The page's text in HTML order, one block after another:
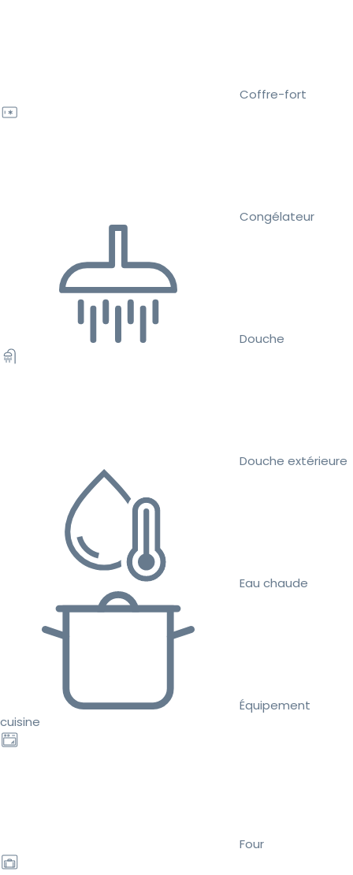
Coffre-fort
Congélateur
Douche
Douche extérieure
Eau chaude
Équipement
cuisine
Four